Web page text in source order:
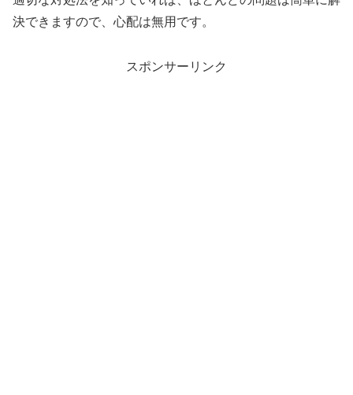
決できますので、心配は無用です。
スポンサーリンク